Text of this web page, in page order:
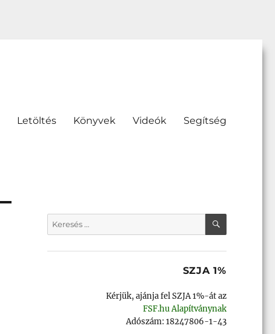
Letöltés Könyvek Videók Segítség
Keresés
a
KERESÉS
SZJA 1%
Kérjük, ajánja fel SZJA 1%-át az
FSF.hu Alapítványnak
Adószám: 18247806-1-43